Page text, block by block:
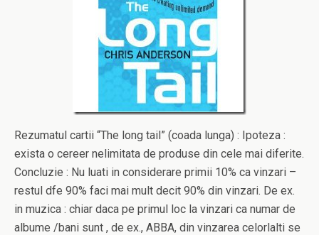
Rezumatul cartii “The long tail” (coada lunga) : Ipoteza :
exista o cereer nelimitata de produse din cele mai diferite.
Concluzie : Nu luati in considerare primii 10% ca vinzari –
restul dfe 90% faci mai mult decit 90% din vinzari. De ex.
in muzica : chiar daca pe primul loc la vinzari ca numar de
albume /bani sunt , de ex., ABBA, din vinzarea celorlalti se